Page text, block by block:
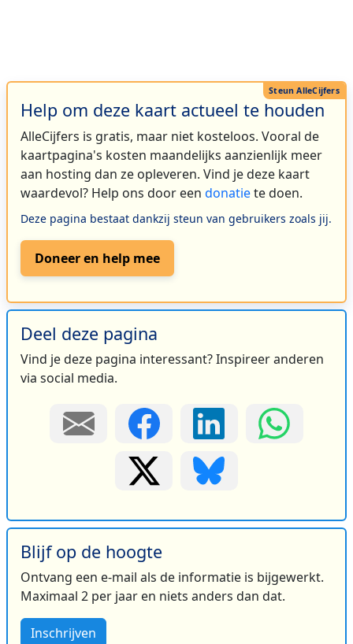
Help om deze kaart actueel te houden
AlleCijfers is gratis, maar niet kosteloos. Vooral de
kaartpagina's kosten maandelijks aanzienlijk meer
aan hosting dan ze opleveren. Vind je deze kaart
waardevol? Help ons door een donatiete doen.
Deze pagina bestaat dankzij steun van gebruikers zoals jij.
Doneer en help mee
Deel deze pagina
Vind je deze pagina interessant? Inspireer anderen
via social media.
Blijf op de hoogte
Ontvang een e-mail als de informatie is bijgewerkt.
Maximaal 2 per jaar en niets anders dan dat.
Inschrijven